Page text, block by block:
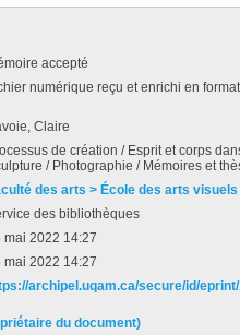
accepté
numérique reçu et enrichi en
Claire
de création / Esprit et corps
/ Photographie / Mémoires et
des arts > École des arts
des bibliothèques
mai 2022 14:27
mai 2022 14:27
archipel.uqam.ca/secure/id/
du document)